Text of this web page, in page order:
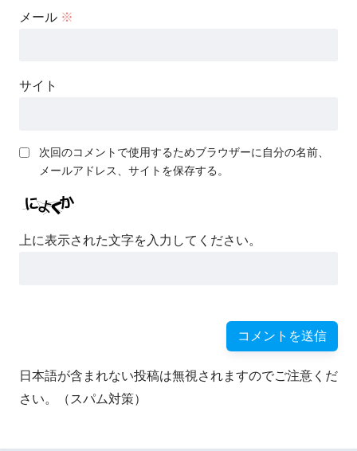
メール ※
サイト
次回のコメントで使用するためブラウザーに自分の名前、
メールアドレス、サイトを保存する。
上に表示された文字を入力してください。
日本語が含まれない投稿は無視されますのでご注意くだ
さい。（スパム対策）